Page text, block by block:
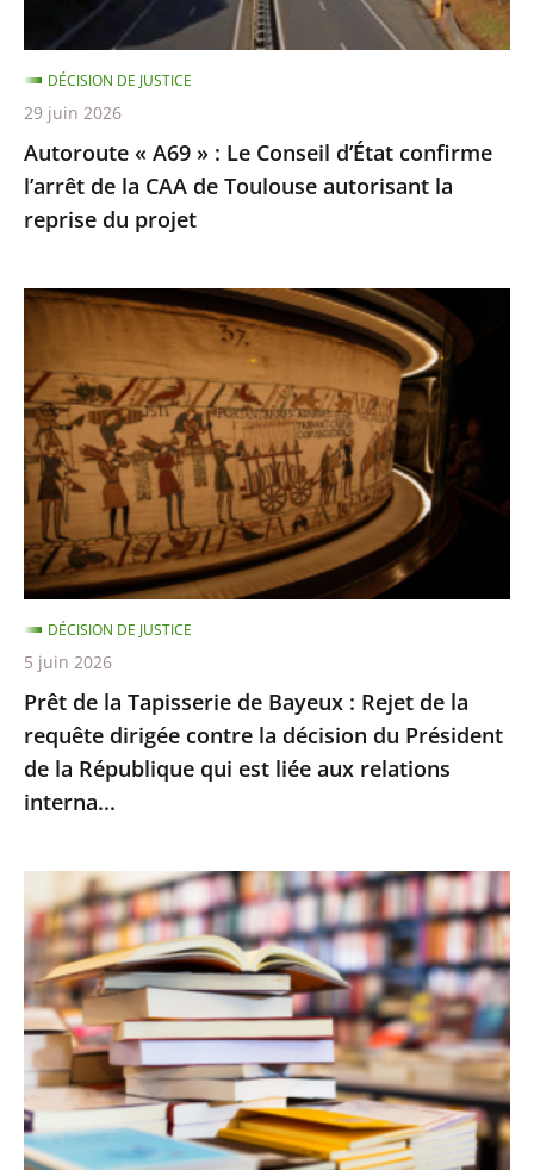
confirme
l’arrêt
de
la
CAA
de
Toulouse
la
reprise
projet
Autoroute « A69 » : Le Conseil d’État confirme
l’arrêt de la CAA de Toulouse autorisant la
reprise du projet
DÉCISION DE JUSTICE
29 juin 2026
Prêt
la
Tapisserie
de
Bayeux
:
Rejet
de
la
requête
dirigée
contre
la
décision
du
de
la
République
qui
est
liée
aux
relations
interna...
Prêt de la Tapisserie de Bayeux : Rejet de la
requête dirigée contre la décision du Président
de la République qui est liée aux relations
interna...
DÉCISION DE JUSTICE
5 juin 2026
Conseil
d’État
rejette
le
recours
d’Amazon
contre
le